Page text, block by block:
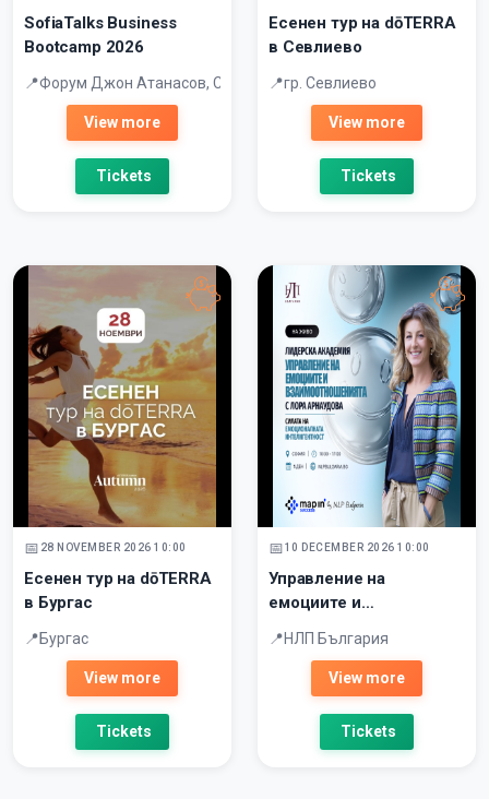
SofiaTalks Business
Bootcamp 2026
Форум Джон Атанасов, София Тех Парк
View more
Tickets
Есенен тур на dōTERRA
в Севлиево
гр. Севлиево
View more
Tickets
28 NOVEMBER 2026 10:00
Есенен тур на dōTERRA
в Бургас
Бургас
View more
Tickets
10 DECEMBER 2026 10:00
Управление на
емоциите и
НЛП България
View more
Tickets